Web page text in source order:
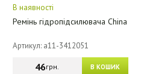
В наявності
Ремінь гідропідсилювача China
Артикул: a11-3412051
В КОШИК
46грн.